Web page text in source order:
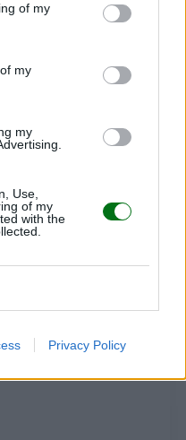
of my
my
my
Use,
of my
with the
Privacy Policy